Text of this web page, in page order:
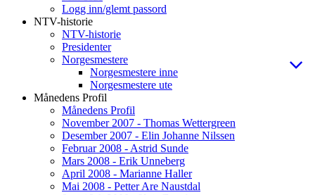
Logg inn/glemt passord
NTV-historie
NTV-historie
Presidenter
Norgesmestere
Norgesmestere inne
Norgesmestere ute
Månedens Profil
Månedens Profil
November 2007 - Thomas Wettergreen
Desember 2007 - Elin Johanne Nilssen
Februar 2008 - Astrid Sunde
Mars 2008 - Erik Unneberg
April 2008 - Marianne Haller
Mai 2008 - Petter Are Naustdal